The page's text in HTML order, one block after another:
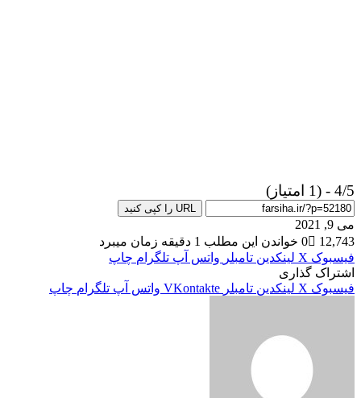
4/5 - (1 امتیاز)
URL را کپی کنید
می 9, 2021
0
12,743
خواندن این مطلب 1 دقیقه زمان میبرد
فیسبوک X لینکدین ‫تامبلر واتس آپ تلگرام چاپ
اشتراک گذاری
فیسبوک X لینکدین ‫تامبلر ‫VKontakte واتس آپ تلگرام چاپ